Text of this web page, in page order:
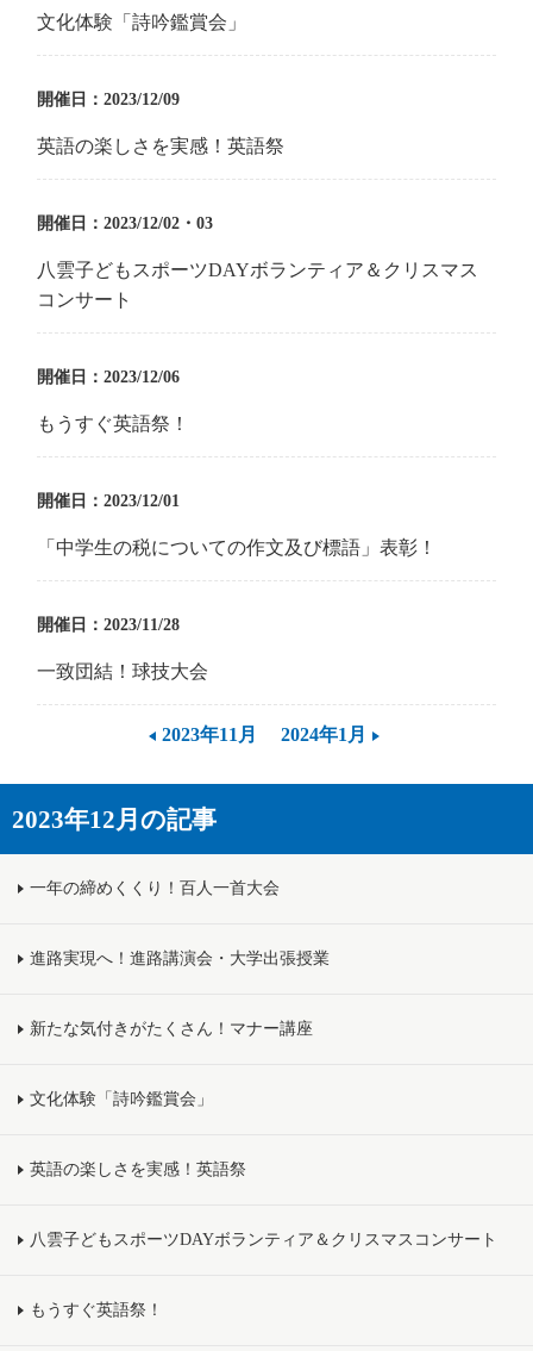
文化体験「詩吟鑑賞会」
開催日：2023/12/09
英語の楽しさを実感！英語祭
開催日：2023/12/02・03
八雲子どもスポーツDAYボランティア＆クリスマス
コンサート
開催日：2023/12/06
もうすぐ英語祭！
開催日：2023/12/01
「中学生の税についての作文及び標語」表彰！
開催日：2023/11/28
一致団結！球技大会
2023年11月 2024年1月
2023年12月の記事
一年の締めくくり！百人一首大会
進路実現へ！進路講演会・大学出張授業
新たな気付きがたくさん！マナー講座
文化体験「詩吟鑑賞会」
英語の楽しさを実感！英語祭
八雲子どもスポーツDAYボランティア＆クリスマスコンサート
もうすぐ英語祭！